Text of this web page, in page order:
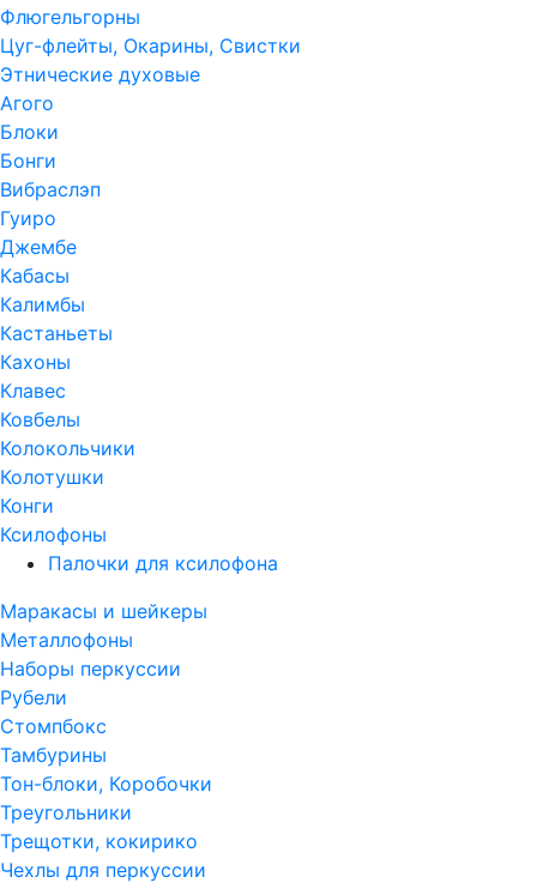
Флюгельгорны
Цуг-флейты, Окарины, Свистки
Этнические духовые
Агого
Блоки
Бонги
Вибраслэп
Гуиро
Джембе
Кабасы
Калимбы
Кастаньеты
Кахоны
Клавес
Ковбелы
Колокольчики
Колотушки
Конги
Ксилофоны
Палочки для ксилофона
Маракасы и шейкеры
Металлофоны
Наборы перкуссии
Рубели
Стомпбокс
Тамбурины
Тон-блоки, Коробочки
Треугольники
Трещотки, кокирико
Чехлы для перкуссии